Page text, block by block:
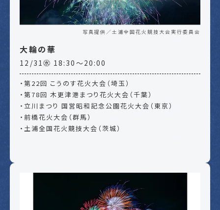
写真提供／土浦全国花火競技大会実行委員会
大輪の華
12/31㊌ 18:30～20:00
・第22回 こうのす花火大会（埼玉）
・第78回 木更津港まつり花火大会（千葉）
・立川まつり 国営昭和記念公園花火大会（東京）
・前橋花火大会（群馬）
・土浦全国花火競技大会（茨城）